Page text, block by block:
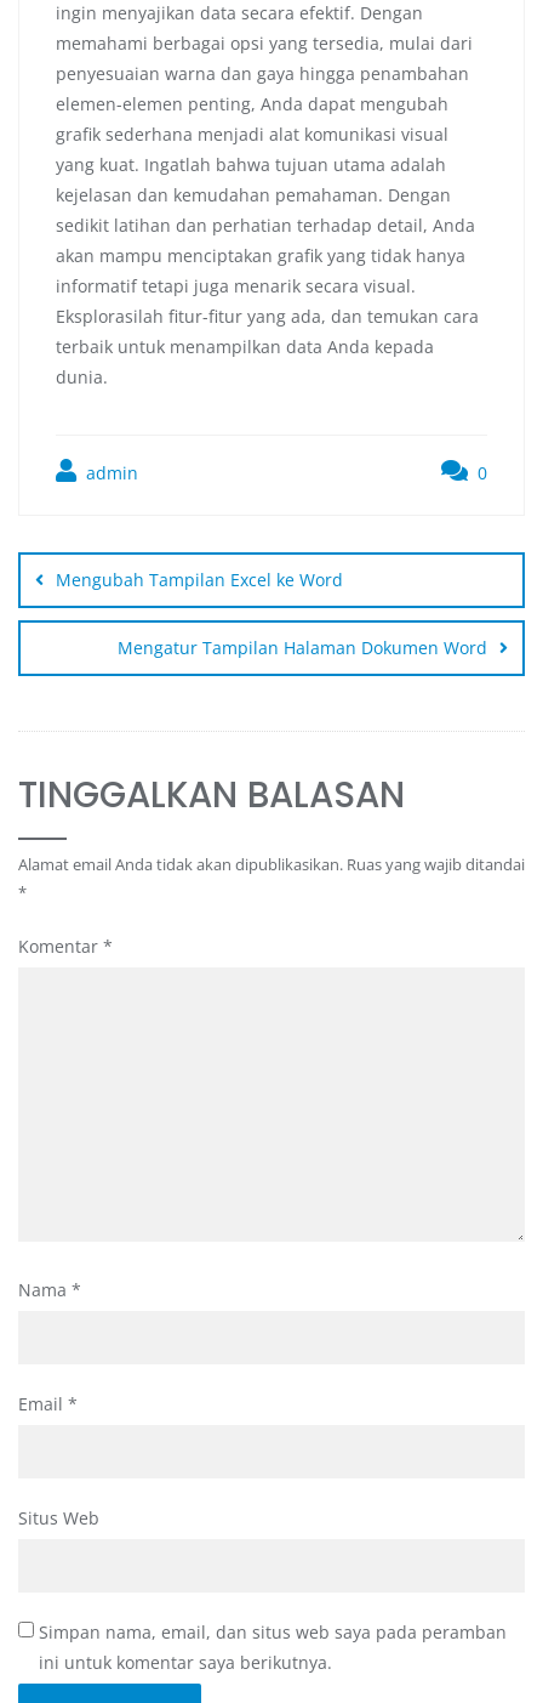
ingin menyajikan data secara efektif. Dengan
memahami berbagai opsi yang tersedia, mulai dari
penyesuaian warna dan gaya hingga penambahan
elemen-elemen penting, Anda dapat mengubah
grafik sederhana menjadi alat komunikasi visual
yang kuat. Ingatlah bahwa tujuan utama adalah
kejelasan dan kemudahan pemahaman. Dengan
sedikit latihan dan perhatian terhadap detail, Anda
akan mampu menciptakan grafik yang tidak hanya
informatif tetapi juga menarik secara visual.
Eksplorasilah fitur-fitur yang ada, dan temukan cara
terbaik untuk menampilkan data Anda kepada
dunia.
admin 0
Mengubah Tampilan Excel ke Word
Mengatur Tampilan Halaman Dokumen Word
TINGGALKAN BALASAN
Alamat email Anda tidak akan dipublikasikan. Ruas yang wajib ditandai
*
Komentar *
Nama *
Email *
Situs Web
Simpan nama, email, dan situs web saya pada peramban
ini untuk komentar saya berikutnya.